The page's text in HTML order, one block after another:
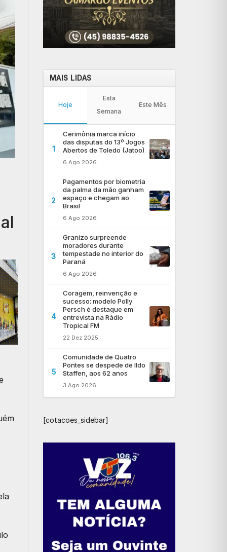
MAIS LIDAS
Hoje
Esta
Semana
Este Mês
1
Cerimônia marca início
das disputas do 13º Jogos
Abertos de Toledo (Jatoo)
6 Ago 2026
2
Pagamentos por biometria
da palma da mão ganham
espaço e chegam ao
Brasil
6 Ago 2026
3
Granizo surpreende
moradores durante
tempestade no interior do
Paraná
6 Ago 2026
4
Coragem, reinvenção e
sucesso: modelo Polly
Persch é destaque em
entrevista na Rádio
Tropical FM
22 Dez 2025
5
Comunidade de Quatro
Pontes se despede de Ildo
Staffen, aos 62 anos
3 Ago 2026
[cotacoes_sidebar]